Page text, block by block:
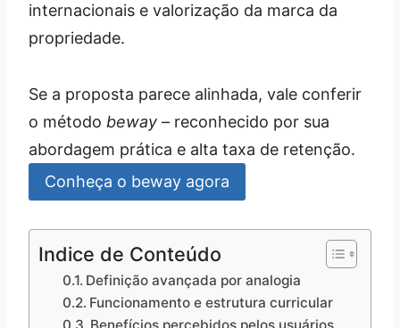
internacionais e valorização da marca da
propriedade.
Se a proposta parece alinhada, vale conferir
o método beway – reconhecido por sua
abordagem prática e alta taxa de retenção.
Conheça o beway agora
Indice de Conteúdo
Definição avançada por analogia
Funcionamento e estrutura curricular